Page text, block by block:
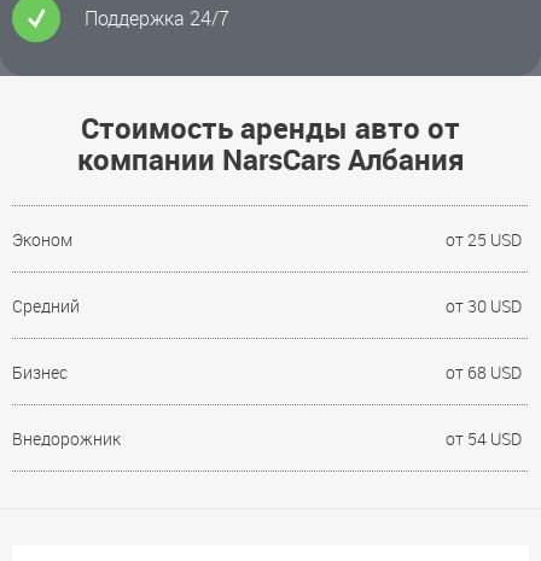
Поддержка 24/7
Стоимость аренды авто от
компании NarsCars Албания
Эконом от 25 USD
Средний от 30 USD
Бизнес от 68 USD
Внедорожник от 54 USD